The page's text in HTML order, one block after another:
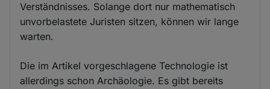
Verständnisses. Solange dort nur mathematisch
unvorbelastete Juristen sitzen, können wir lange
warten.
Die im Artikel vorgeschlagene Technologie ist
allerdings schon Archäologie. Es gibt bereits